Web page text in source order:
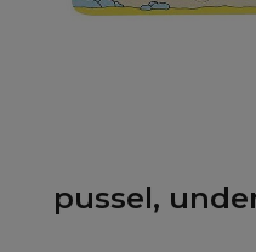
pussel,